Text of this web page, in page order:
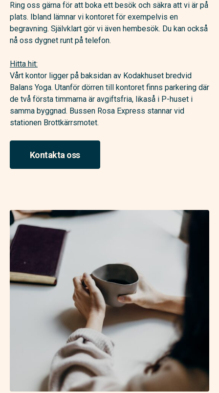
Ring oss gärna för att boka ett besök och säkra att vi är på
plats. Ibland lämnar vi kontoret för exempelvis en
begravning. Självklart gör vi även hembesök. Du kan också
nå oss dygnet runt på telefon.
Hitta hit:
Vårt kontor ligger på baksidan av Kodakhuset bredvid
Balans Yoga. Utanför dörren till kontoret finns parkering där
de två första timmarna är avgiftsfria, likaså i P-huset i
samma byggnad. Bussen Rosa Express stannar vid
stationen Brottkärrsmotet.
Kontakta oss